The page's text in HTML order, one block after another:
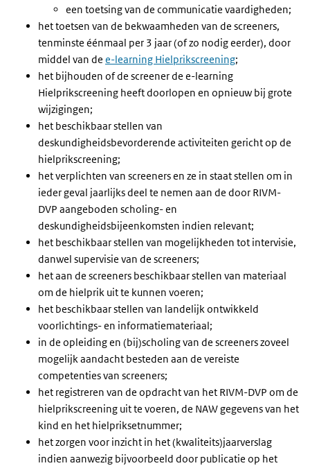
een toetsing van de communicatie vaardigheden;
het toetsen van de bekwaamheden van de screeners,
tenminste éénmaal per 3 jaar (of zo nodig eerder), door
middel van de e-learning Hielprikscreening;
het bijhouden of de screener de e-learning
Hielprikscreening heeft doorlopen en opnieuw bij grote
wijzigingen;
het beschikbaar stellen van
deskundigheidsbevorderende activiteiten gericht op de
hielprikscreening;
het verplichten van screeners en ze in staat stellen om in
ieder geval jaarlijks deel te nemen aan de door RIVM-
DVP aangeboden scholing- en
deskundigheidsbijeenkomsten indien relevant;
het beschikbaar stellen van mogelijkheden tot intervisie,
danwel supervisie van de screeners;
het aan de screeners beschikbaar stellen van materiaal
om de hielprik uit te kunnen voeren;
het beschikbaar stellen van landelijk ontwikkeld
voorlichtings- en informatiemateriaal;
in de opleiding en (bij)scholing van de screeners zoveel
mogelijk aandacht besteden aan de vereiste
competenties van screeners;
het registreren van de opdracht van het RIVM-DVP om de
hielprikscreening uit te voeren, de NAW gegevens van het
kind en het hielpriksetnummer;
het zorgen voor inzicht in het (kwaliteits)jaarverslag
indien aanwezig bijvoorbeeld door publicatie op het